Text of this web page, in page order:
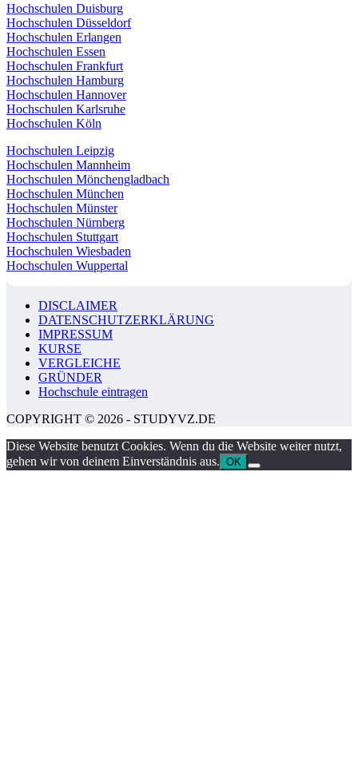
Hochschulen Duisburg
Hochschulen Düsseldorf
Hochschulen Erlangen
Hochschulen Essen
Hochschulen Frankfurt
Hochschulen Hamburg
Hochschulen Hannover
Hochschulen Karlsruhe
Hochschulen Köln
Hochschulen Leipzig
Hochschulen Mannheim
Hochschulen Mönchengladbach
Hochschulen München
Hochschulen Münster
Hochschulen Nürnberg
Hochschulen Stuttgart
Hochschulen Wiesbaden
Hochschulen Wuppertal
DISCLAIMER
DATENSCHUTZERKLÄRUNG
IMPRESSUM
KURSE
VERGLEICHE
GRÜNDER
Hochschule eintragen
COPYRIGHT © 2026 - STUDYVZ.DE
Diese Website benutzt Cookies. Wenn du die Website weiter nutzt,
gehen wir von deinem Einverständnis aus. OK